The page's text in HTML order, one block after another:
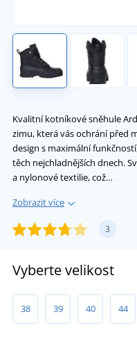
Kvalitní kotníkové sněhule
zimu, která vás ochrání před
design s maximální
těch nejchladnějších dnech.
a nylonové textilie, což…
Zobrazit více
3
Vyberte velikost
38 39 40 44